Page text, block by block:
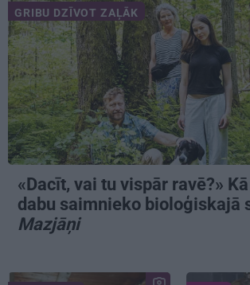
GRIBU DZĪVOT ZAĻĀK
«Dacīt, vai tu vispār ravē?»
dabu saimnieko bioloģiskajā
Mazjāņi